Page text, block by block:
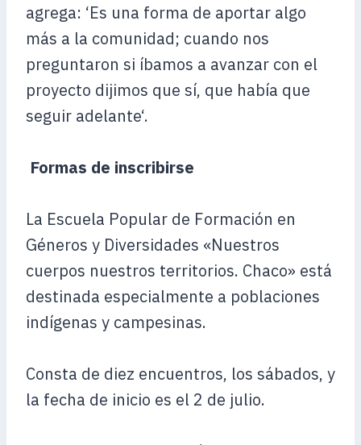
agrega: ‘Es una forma de aportar algo
más a la comunidad; cuando nos
preguntaron si íbamos a avanzar con el
proyecto dijimos que sí, que había que
seguir adelante‘.
Formas de inscribirse
La Escuela Popular de Formación en
Géneros y Diversidades «Nuestros
cuerpos nuestros territorios. Chaco» está
destinada especialmente a poblaciones
indígenas y campesinas.
Consta de diez encuentros, los sábados, y
la fecha de inicio es el 2 de julio.